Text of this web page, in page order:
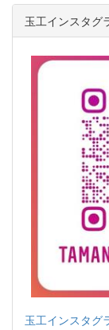
玉工インスタグ
玉工インスタグ